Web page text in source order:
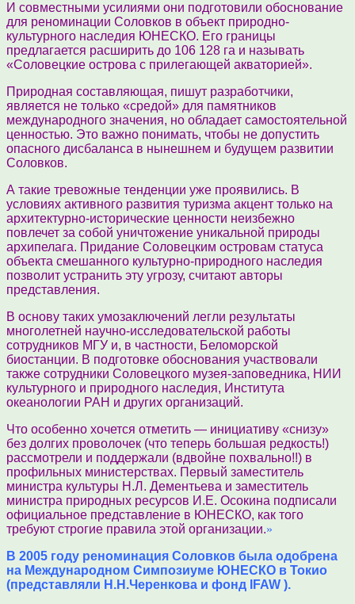
И совместными усилиями они подготовили обоснование
для реноминации Соловков в объект природно-
культурного наследия ЮНЕСКО. Его границы
предлагается расширить до 106 128 га и называть
«Соловецкие острова с прилегающей акваторией».
Природная составляющая, пишут разработчики,
является не только «средой» для памятников
международного значения, но обладает самостоятельной
ценностью. Это важно понимать, чтобы не допустить
опасного дисбаланса в нынешнем и будущем развитии
Соловков.
А такие тревожные тенденции уже проявились. В
условиях активного развития туризма акцент только на
архитектурно-исторические ценности неизбежно
повлечет за собой уничтожение уникальной природы
архипелага. Придание Соловецким островам статуса
объекта смешанного культурно-природного наследия
позволит устранить эту угрозу, считают авторы
представления.
В основу таких умозаключений легли результаты
многолетней научно-исследовательской работы
сотрудников МГУ и, в частности, Беломорской
биостанции. В подготовке обоснования участвовали
также сотрудники Соловецкого музея-заповедника, НИИ
культурного и природного наследия, Института
океанологии РАН и других организаций.
Что особенно хочется отметить — инициативу «снизу»
без долгих проволочек (что теперь большая редкость!)
рассмотрели и поддержали (вдвойне похвально!!) в
профильных министерствах. Первый заместитель
министра культуры Н.Л. Дементьева и заместитель
министра природных ресурсов И.Е. Осокина подписали
официальное представление в ЮНЕСКО, как того
требуют строгие правила этой организации.»
В 2005 году реноминация Соловков была одобрена
на Международном Симпозиуме ЮНЕСКО в Токио
(представляли Н.Н.Черенкова и фонд IFAW ).